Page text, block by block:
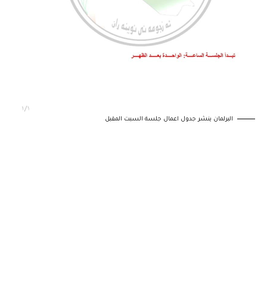
البرلمان ينشر جدول اعمال جلسة السبت المقبل